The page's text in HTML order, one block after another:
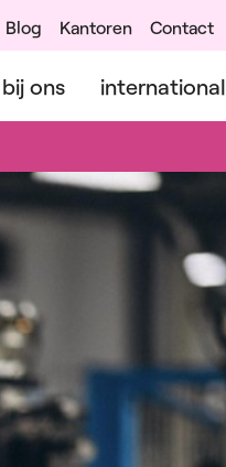
Blog Kantoren Contact
ons international